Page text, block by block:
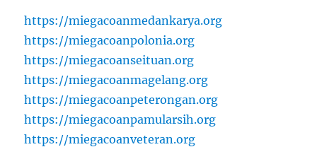
https://miegacoanmedankarya.org
https://miegacoanpolonia.org
https://miegacoanseituan.org
https://miegacoanmagelang.org
https://miegacoanpeterongan.org
https://miegacoanpamularsih.org
https://miegacoanveteran.org